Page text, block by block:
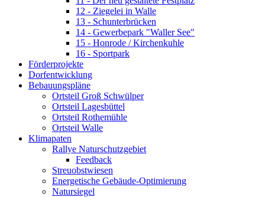
12 - Ziegelei in Walle
13 - Schunterbrücken
14 - Gewerbepark "Waller See"
15 - Honrode / Kirchenkuhle
16 - Sportpark
Förderprojekte
Dorfentwicklung
Bebauungspläne
Ortsteil Groß Schwülper
Ortsteil Lagesbüttel
Ortsteil Rothemühle
Ortsteil Walle
Klimapaten
Rallye Naturschutzgebiet
Feedback
Streuobstwiesen
Energetische Gebäude-Optimierung
Natursiegel